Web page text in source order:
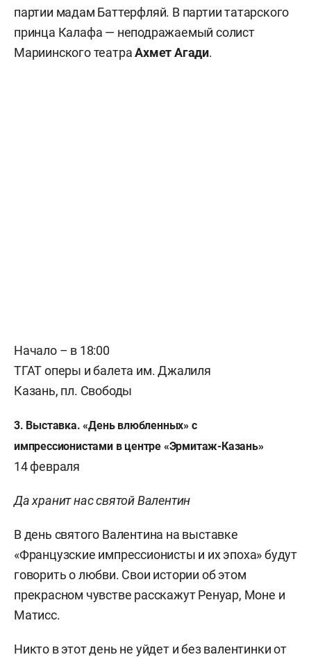
партии мадам Баттерфляй. В партии татарского
принца Калафа — неподражаемый солист
Мариинского театраАхмет Агади.
Начало – в 18:00
ТГАТ оперы и балета им. Джалиля
Казань, пл. Свободы
3. Выставка. «День влюбленных» с
импрессионистами в центре «Эрмитаж-Казань»
14 февраля
Да хранит нас святой Валентин
В день святого Валентина на выставке
«Французские импрессионисты и их эпоха» будут
говорить о любви. Свои истории об этом
прекрасном чувстве расскажут Ренуар, Моне и
Матисс.
Никто в этот день не уйдет и без валентинки от